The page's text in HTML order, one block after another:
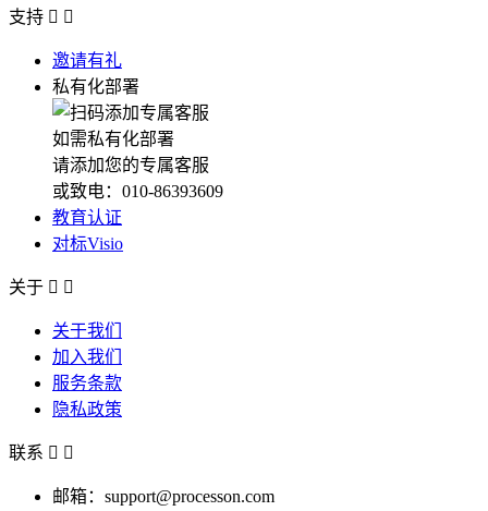
支持  
邀请有礼
私有化部署
如需私有化部署
请添加您的专属客服
或致电：010-86393609
教育认证
对标Visio
关于  
关于我们
加入我们
服务条款
隐私政策
联系  
邮箱：support@processon.com